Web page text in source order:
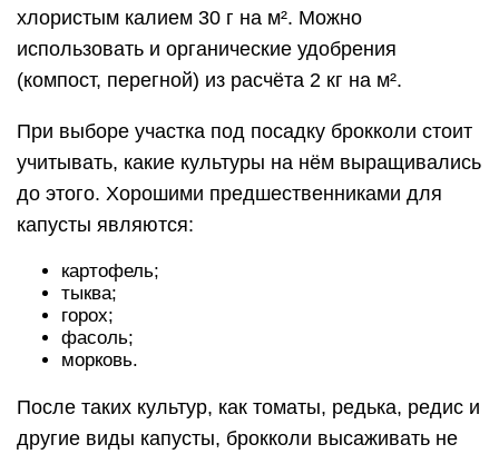
хлористым калием 30 г на м². Можно
использовать и органические удобрения
(компост, перегной) из расчёта 2 кг на м².
При выборе участка под посадку брокколи стоит
учитывать, какие культуры на нём выращивались
до этого. Хорошими предшественниками для
капусты являются:
картофель;
тыква;
горох;
фасоль;
морковь.
После таких культур, как томаты, редька, редис и
другие виды капусты, брокколи высаживать не